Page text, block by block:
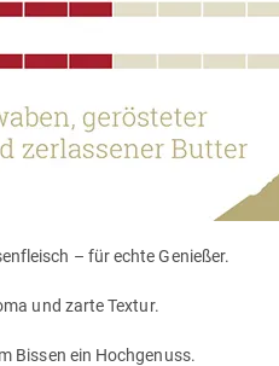
– für echte Genießer.
und zarte Textur.
Bissen ein Hochgenuss.